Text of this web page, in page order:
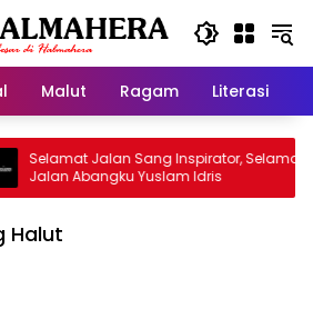
Malut Ragam Literasi
Jalan Sang Inspirator, Selamat
Abangku Yuslam Idris
Halut